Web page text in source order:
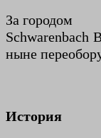
За городом
Schwarenbach
ныне
История